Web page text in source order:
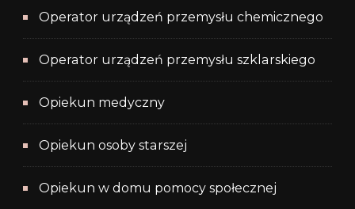
Operator urządzeń przemysłu chemicznego
Operator urządzeń przemysłu szklarskiego
Opiekun medyczny
Opiekun osoby starszej
Opiekun w domu pomocy społecznej